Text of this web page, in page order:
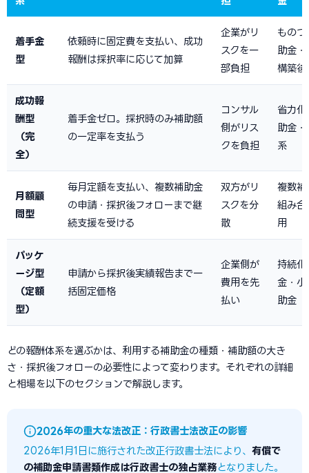
着手金
型
依頼時に固定費を支払い、成功
報酬は採択率に応じて加算
企業がリ
スクを一
部負担
ものづ
助金
構築後
成功報
酬型
（完
全）
着手金ゼロ。採択時のみ補助額
の一定率を支払う
コンサル
側がリス
クを負担
省力化
助金
系
月額顧
問型
毎月定額を支払い、複数補助金
の申請・採択後フォローまで継
続支援を受ける
双方がリ
スクを分
散
複数補
組み合
用
パッケ
ージ型
（定額
型）
申請から採択後実績報告まで一
括固定価格
企業側が
費用を先
払い
持続化
金・小
助金
どの報酬体系を選ぶかは、利用する補助金の種類・補助額の大き
さ・採択後フォローの必要性によって変わります。それぞれの詳細
と相場を以下のセクションで解説します。
2026年の重大な法改正：行政書士法改正の影響
2026年1月1日に施行された改正行政書士法により、 有償で
の補助金申請書類作成は行政書士の独占業務 となりました。